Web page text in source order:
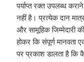
पर्याप्त रक्त उपलब्ध
नहीं है। प्रत्येक दान
और सामूहिक जिम्मेदारी
होकर कि संपूर्ण मानवता
पर प्रकाश डालता है कि